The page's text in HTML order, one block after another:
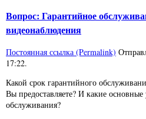
Вопрос: Гарантийное
видеонаблюдения
Постоянная ссылка (Permalink)
17:22.
Какой срок гарантийного
Вы предоставляете? И какие основные
обслуживания?